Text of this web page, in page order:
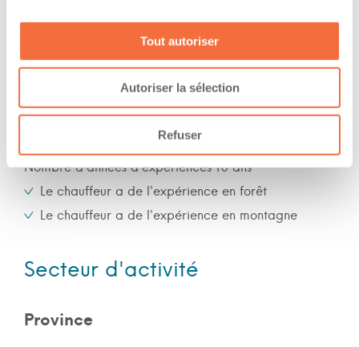
Tout autoriser
Autoriser la sélection
Refuser
Soir
Fin de semaine
Expérience
Nombre d'années d'expériences 10 ans
Le chauffeur a de l'expérience en forêt
Le chauffeur a de l'expérience en montagne
Secteur d'activité
Province